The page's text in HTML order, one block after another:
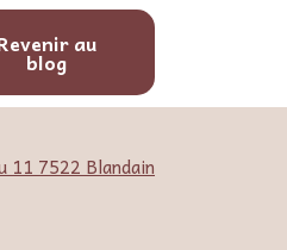
au
blog
11 7522 Blandain